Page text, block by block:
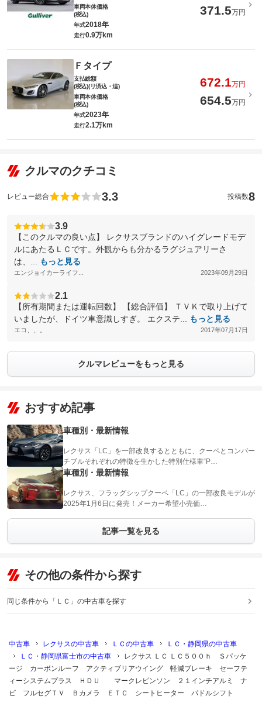
車両本体価格
(税込)
371.5万円
年式2018年
走行0.9万km
Ｆタイプ
支払総額
(税込)(リ済込・追)
672.1万円
車両本体価格
(税込)
654.5万円
年式2023年
走行2.1万km
クルマのクチコミ
レビュー総合 3.3 投稿数8
3.9
【このクルマの良い点】 レクサスブランドのハイグレードモデ
ルにあたるＬＣです。外観からも分かるラグジュアリーさ
は、...
もっと見る
エンジョイカーライフ... 2023年09月29日
2.1
【所有期間または運転回数】 【総合評価】 ＴＶＫで取り上げて
いましたが、ドイツ車意識しすぎ。 エクステ...
もっと見る
エコ、、。 2017年07月17日
クルマレビューをもっと見る
おすすめ記事
車種別・最新情報
レクサス「LC」を一部改良するとともに、クーペとコンバー
チブルそれぞれの特徴を生かした特別仕様車“P…
車種別・最新情報
レクサス、フラッグシップクーペ「LC」の一部改良モデルが
2025年1月6日に発売！メーカー希望小売価…
記事一覧を見る
その他の条件から探す
同じ条件から「ＬＣ」の中古車を探す
中古車 レクサスの中古車 ＬＣの中古車
ＬＣ・静岡県の中古車
ＬＣ・静岡県富士市の中古車
レクサス ＬＣ ＬＣ５００ｈ Ｓパッケ
ージ カーボンルーフ アクティブリアウイング 軽減ブレーキ セーフテ
ィーシステムプラス ＨＤＵ マークレビンソン ２１インチアルミ ナ
ビ フルセグＴＶ Ｂカメラ ＥＴＣ シートヒーター パドルシフト